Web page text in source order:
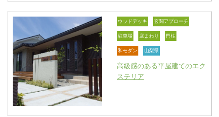
ウッドデッキ 玄関アプローチ
駐車場 庭まわり 門柱
和モダン 山梨県
高級感のある平屋建てのエク
ステリア